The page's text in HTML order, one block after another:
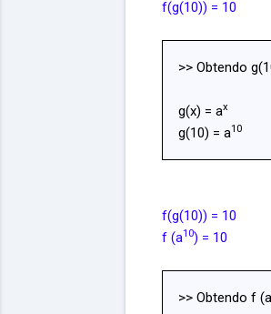
f(g(10)) = 10
>> Obtendo
g(x) = ax
g(10) = a10
f(g(10)) = 10
f (a10) = 10
>> Obtendo f (a